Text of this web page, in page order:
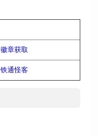
徽章获取
铁通怪客